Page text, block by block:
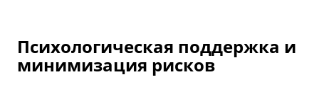
Психологическая поддержка и
минимизация рисков